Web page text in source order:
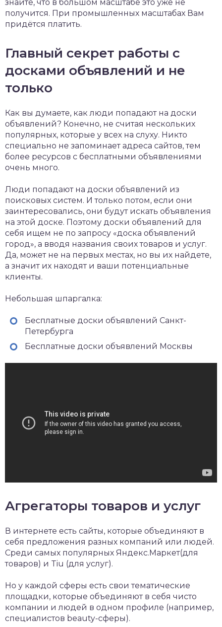
знайте, что в большом масштабе это уже не
получится. При промышленных масштабах Вам
придётся платить.
Главный секрет работы с
досками объявлений и не
только
Как вы думаете, как люди попадают на доски
объявлений? Конечно, не считая нескольких
популярных, которые у всех на слуху. Никто
специально не запоминает адреса сайтов, тем
более ресурсов с бесплатными объявлениями
очень много.
Люди попадают на доски объявлений из
поисковых систем. И только потом, если они
заинтересовались, они будут искать объявления
на этой доске. Поэтому доски объявлений для
себя ищем не по запросу «доска объявлений
город», а вводя названия своих товаров и услуг.
Да, может не на первых местах, но вы их найдете,
а значит их находят и ваши потенциальные
клиенты.
Небольшая шпаргалка:
Бесплатные доски объявлений Санкт-
Петербурга
Бесплатные доски объявлений Москвы
Агрегаторы товаров и услуг
В интернете есть сайты, которые объединяют в
себя предложения разных компаний или людей.
Среди самых популярных Яндекс.Маркет(для
товаров) и Tiu (для услуг).
Но у каждой сферы есть свои тематические
площадки, которые объединяют в себя чисто
компании и людей в одном профиле (например,
специалистов beauty-сферы).